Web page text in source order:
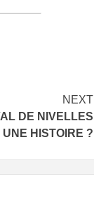
NEXT
DE NIVELLES
UNE HISTOIRE ?